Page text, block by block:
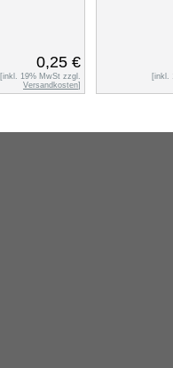
0,25 €
[inkl. 19% MwSt zzgl.
Versandkosten]
[inkl.